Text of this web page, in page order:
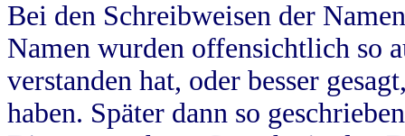
Bei den Schreibweisen der
Namen wurden offensichtlich so
verstanden hat, oder besser
haben. Später dann so